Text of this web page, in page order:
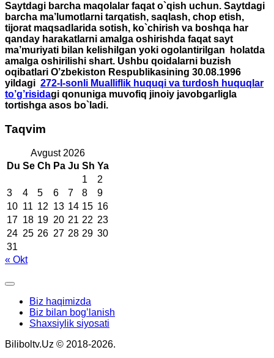
Saytdagi barcha maqolalar faqat o`qish uchun. Saytdagi
barcha ma’lumotlarni tarqatish, saqlash, chop etish,
tijorat maqsadlarida sotish, ko`chirish va boshqa har
qanday harakatlarni amalga oshirishda faqat sayt
ma’muriyati bilan kelishilgan yoki ogolantirilgan holatda
amalga oshirilishi shart. Ushbu qoidalarni buzish
oqibatlari O’zbekiston Respublikasining 30.08.1996
yildagi 272-I-sonli Mualliflik huquqi va turdosh huquqlar
to’g’risidagi qonuniga muvofiq jinoiy javobgarligla
tortishga asos bo`ladi.
Taqvim
Avgust 2026
Du Se Ch Pa Ju Sh Ya
1
2
3
4 5 6 7 8
9
10 11 12 13 14 15 16
17 18 19 20 21 22 23
24 25 26 27 28 29 30
31
« Okt
Biz haqimizda
Biz bilan bog’lanish
Shaxsiylik siyosati
Biliboltv.Uz © 2018-2026.